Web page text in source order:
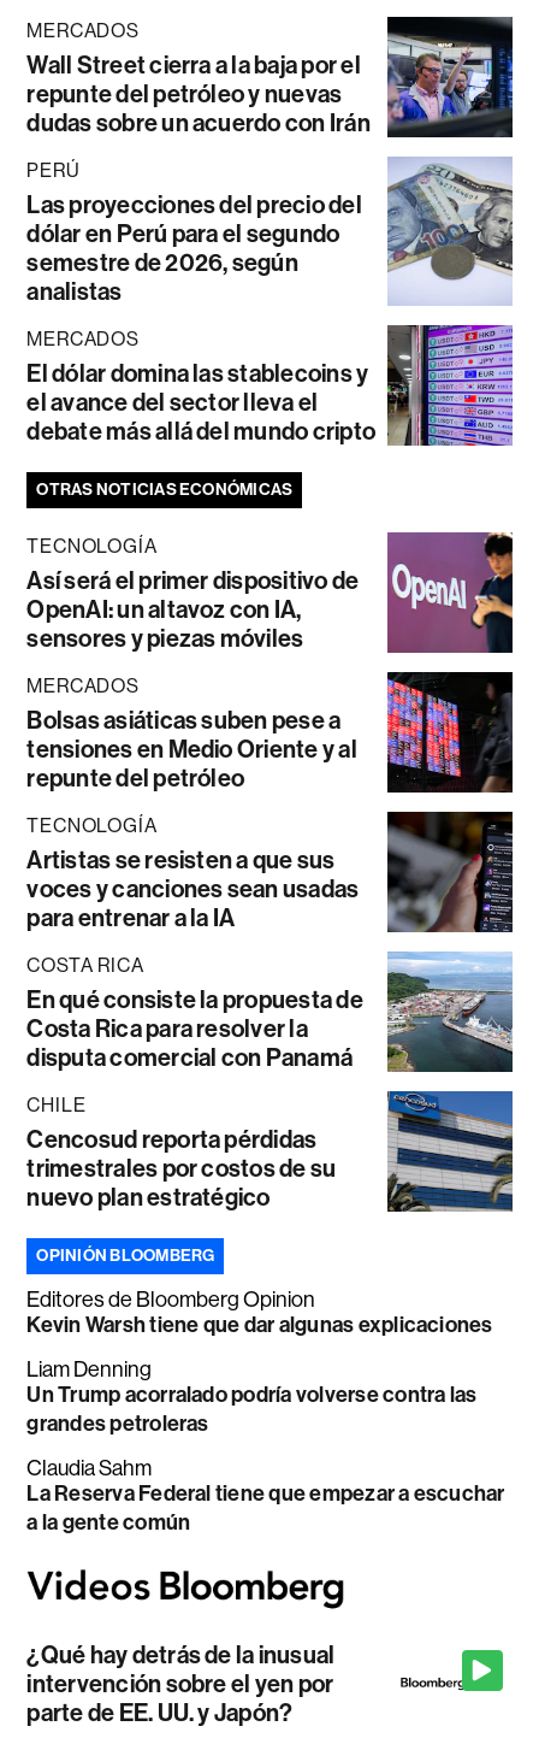
MERCADOS
Wall Street cierra a la baja por el
repunte del petróleo y nuevas
dudas sobre un acuerdo con Irán
PERÚ
Las proyecciones del precio del
dólar en Perú para el segundo
semestre de 2026, según
analistas
MERCADOS
El dólar domina las stablecoins y
el avance del sector lleva el
debate más allá del mundo cripto
OTRAS NOTICIAS ECONÓMICAS
TECNOLOGÍA
Así será el primer dispositivo de
OpenAI: un altavoz con IA,
sensores y piezas móviles
MERCADOS
Bolsas asiáticas suben pese a
tensiones en Medio Oriente y al
repunte del petróleo
TECNOLOGÍA
Artistas se resisten a que sus
voces y canciones sean usadas
para entrenar a la IA
COSTA RICA
En qué consiste la propuesta de
Costa Rica para resolver la
disputa comercial con Panamá
CHILE
Cencosud reporta pérdidas
trimestrales por costos de su
nuevo plan estratégico
OPINIÓN BLOOMBERG
Editores de Bloomberg Opinion
Kevin Warsh tiene que dar algunas explicaciones
Liam Denning
Un Trump acorralado podría volverse contra las
grandes petroleras
Claudia Sahm
La Reserva Federal tiene que empezar a escuchar
a la gente común
¿Qué hay detrás de la inusual
intervención sobre el yen por
parte de EE. UU. y Japón?